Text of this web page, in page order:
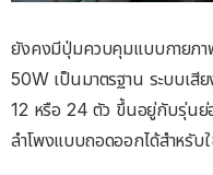
ยังคงมีปุ่มควบคุมแบบกายภา
50W เป็นมาตรฐาน ระบบเ
12 หรือ 24 ตัว ขึ้นอยู่กับรุ่นย่
ลำโพงแบบถอดออกได้สำหรับ